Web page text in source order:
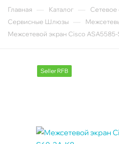
Главная Каталог Сетевое
Сервисные Шлюзы
Межсетевой экран Cisco
Seller RFB